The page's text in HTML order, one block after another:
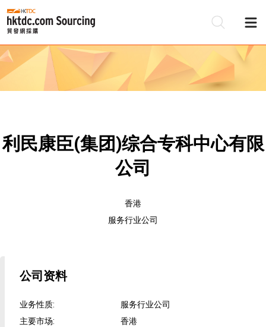
利民康臣(集团)综合专科中心有限
公司
香港
服务行业公司
公司资料
业务性质:
服务行业公司
主要市场:
香港